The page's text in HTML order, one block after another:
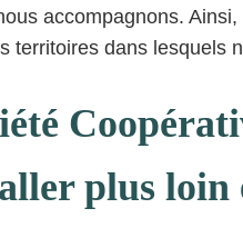
accompagnons.
territoires dans lesquels
plus loin